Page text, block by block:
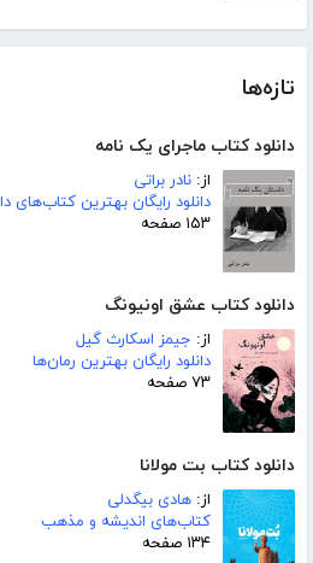
تازه‌ها
دانلود کتاب ماجرای یک نامه
از: نادر براتی
دانلود رایگان بهترین کتاب‌های
۱۵۳ صفحه
دانلود کتاب عشق اونیونگ
از: جیمز اسکارث گیل
دانلود رایگان بهترین رمان‌ها
۷۳ صفحه
دانلود کتاب بت مولانا
از: هادی بیگدلی
کتاب‌های اندیشه و مذهب
۱۳۴ صفحه